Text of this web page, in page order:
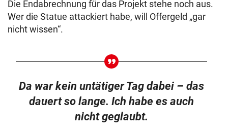
Die Endabrechnung für das Projekt stehe noch aus.
Wer die Statue attackiert habe, will Offergeld „gar
nicht wissen“.
Da war kein untätiger Tag dabei – das
dauert so lange. Ich habe es auch
nicht geglaubt.